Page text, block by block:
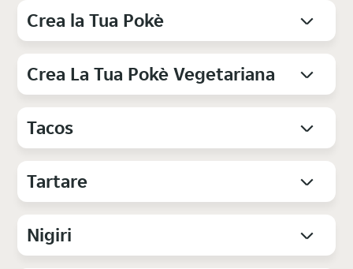
Crea la Tua Pokè
Crea La Tua Pokè Vegetariana
Tacos
Tartare
Nigiri